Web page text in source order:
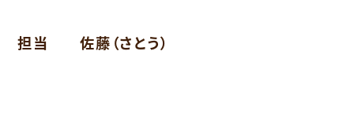
担当 佐藤（さとう）